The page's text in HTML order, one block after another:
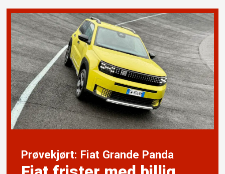
Prøvekjørt: Fiat Grande Panda